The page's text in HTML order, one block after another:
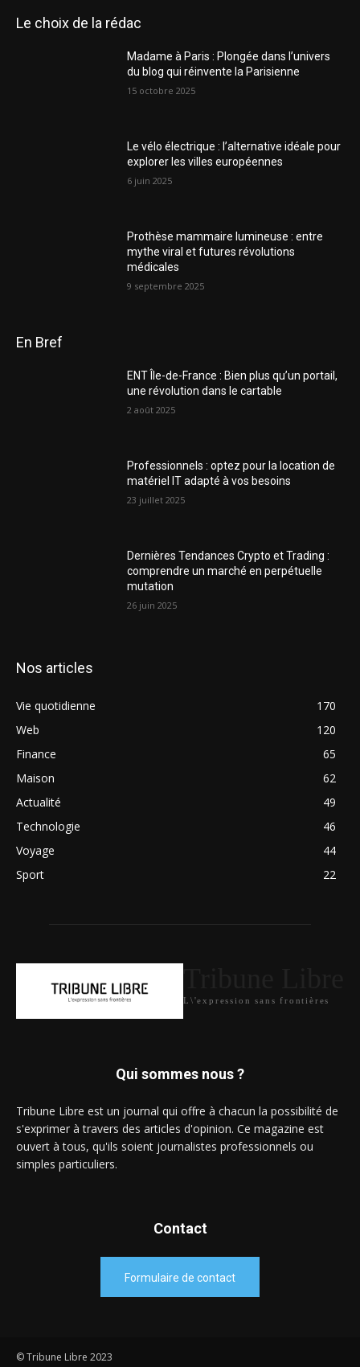
Le choix de la rédac
Madame à Paris : Plongée dans l’univers
du blog qui réinvente la Parisienne
15 octobre 2025
Le vélo électrique : l’alternative idéale pour
explorer les villes européennes
6 juin 2025
Prothèse mammaire lumineuse : entre
mythe viral et futures révolutions
médicales
9 septembre 2025
En Bref
ENT Île-de-France : Bien plus qu’un portail,
une révolution dans le cartable
2 août 2025
Professionnels : optez pour la location de
matériel IT adapté à vos besoins
23 juillet 2025
Dernières Tendances Crypto et Trading :
comprendre un marché en perpétuelle
mutation
26 juin 2025
Nos articles
Vie quotidienne
170
Web
120
Finance
65
Maison
62
Actualité
49
Technologie
46
Voyage
44
Sport
22
L\'expression sans frontières
Qui sommes nous ?
Tribune Libre est un journal qui offre à chacun la possibilité de
s'exprimer à travers des articles d'opinion. Ce magazine est
ouvert à tous, qu'ils soient journalistes professionnels ou
simples particuliers.
Contact
Formulaire de contact
© Tribune Libre 2023